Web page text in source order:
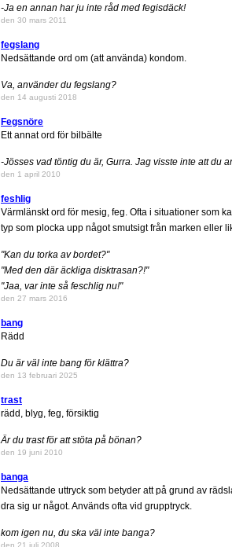
-Ja en annan har ju inte råd med fegisdäck!
den 30 mars 2011
fegslang
Nedsättande ord om (att använda) kondom.
Va, använder du fegslang?
den 14 augusti 2018
Fegsnöre
Ett annat ord för bilbälte
-Jösses vad töntig du är, Gurra. Jag visste inte att du
den 1 april 2010
feshlig
Värmlänskt ord för mesig, feg. Ofta i situationer som
typ som plocka upp något smutsigt från marken eller
"Kan du torka av bordet?"
"Med den där äckliga disktrasan?!"
"Jaa, var inte så feschlig nu!"
den 27 mars 2016
bang
Rädd
Du är väl inte bang för klättra?
den 13 februari 2025
trast
rädd, blyg, feg, försiktig
Är du trast för att stöta på bönan?
den 19 juni 2010
banga
Nedsättande uttryck som betyder att på grund av
dra sig ur något. Används ofta vid grupptryck.
kom igen nu, du ska väl inte banga?
den 21 juli 2008